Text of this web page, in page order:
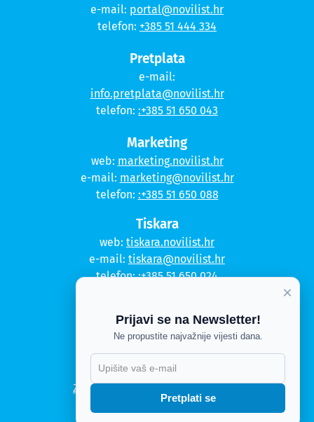
e-mail: portal@novilist.hr
telefon: +385 51 444 334
Pretplata
e-mail:
info.pretplata@novilist.hr
telefon: :+385 51 650 043
Marketing
web: marketing.novilist.hr
e-mail: marketing@novilist.hr
telefon: :+385 51 650 088
Tiskara
web: tiskara.novilist.hr
e-mail: tiskara@novilist.hr
telefon::+385 51 650 024
Kontakt
Politika privatnosti
Politika kolačića
Zahtjev za pristup informacijama
Impressum
×
Prijavi se na Newsletter!
Ne propustite najvažnije vijesti dana.
Pretplati se